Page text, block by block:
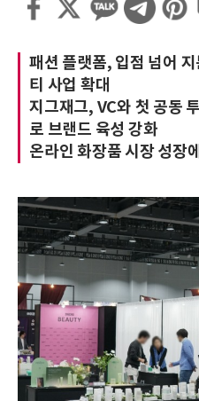
패션 플랫폼, 입점 넘어
티 사업 확대
지그재그, VC와 첫 공동
로 브랜드 육성 강화
온라인 화장품 시장 성장